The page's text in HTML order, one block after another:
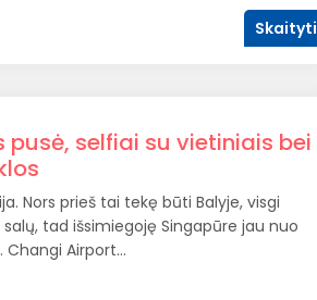
Skaityti
selfiai su vietiniais bei
Nors prieš tai tekę būti Balyje, visgi
tad išsimiegoję Singapūre jau nuo
Airport…